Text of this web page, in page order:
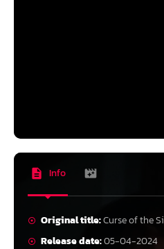
Info
Original title:Curse of the
Release date:05-04-2024